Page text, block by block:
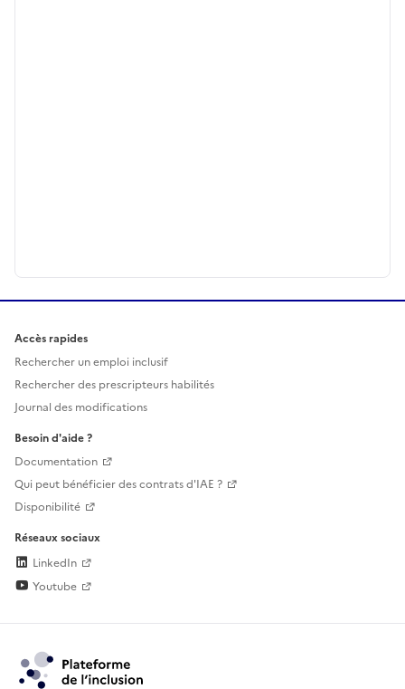
Accès rapides
Rechercher un emploi inclusif
Rechercher des prescripteurs habilités
Journal des modifications
Besoin d'aide ?
Documentation
Qui peut bénéficier des contrats d'IAE ?
Disponibilité
Réseaux sociaux
LinkedIn
Youtube